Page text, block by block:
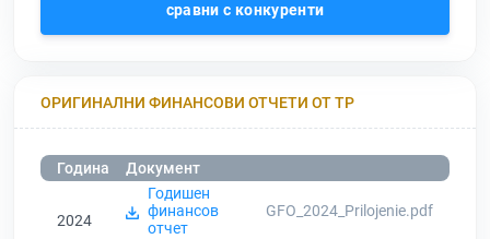
сравни с конкуренти
ОРИГИНАЛНИ ФИНАНСОВИ ОТЧЕТИ ОТ ТР
Година Документ
2024
Годишен
финансов
отчет
GFO_2024_Prilojenie.pdf